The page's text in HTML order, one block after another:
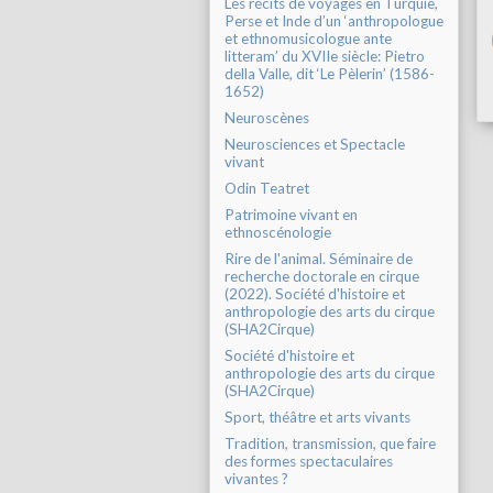
Perse et Inde d’un ‘anthropologue
et ethnomusicologue ante
litteram’ du XVIIe siècle: Pietro
della Valle, dit ‘Le Pèlerin’ (1586-
1652)
Neuroscènes
Neurosciences et Spectacle
vivant
Odin Teatret
Patrimoine vivant en
ethnoscénologie
Rire de l'animal. Séminaire de
recherche doctorale en cirque
(2022). Société d'histoire et
anthropologie des arts du cirque
(SHA2Cirque)
Société d'histoire et
anthropologie des arts du cirque
(SHA2Cirque)
Sport, théâtre et arts vivants
Tradition, transmission, que faire
des formes spectaculaires
vivantes ?